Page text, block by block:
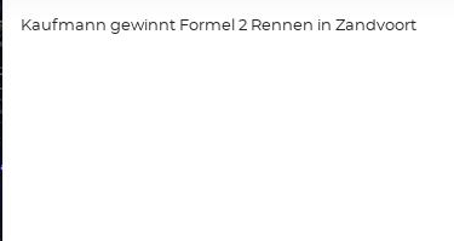
Kaufmann gewinnt Formel 2 Rennen in Zandvoort